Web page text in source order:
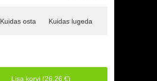
Kuidas osta Kuidas lugeda
Lisa korvi (26.26 €)